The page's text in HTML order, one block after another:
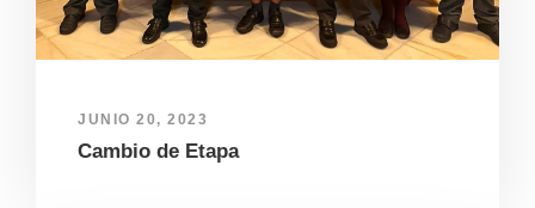
JUNIO 20, 2023
Cambio de Etapa